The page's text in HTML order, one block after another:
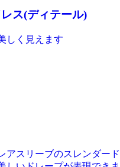
ス(ディテール)
しく見えます
アスリーブのスレンダード